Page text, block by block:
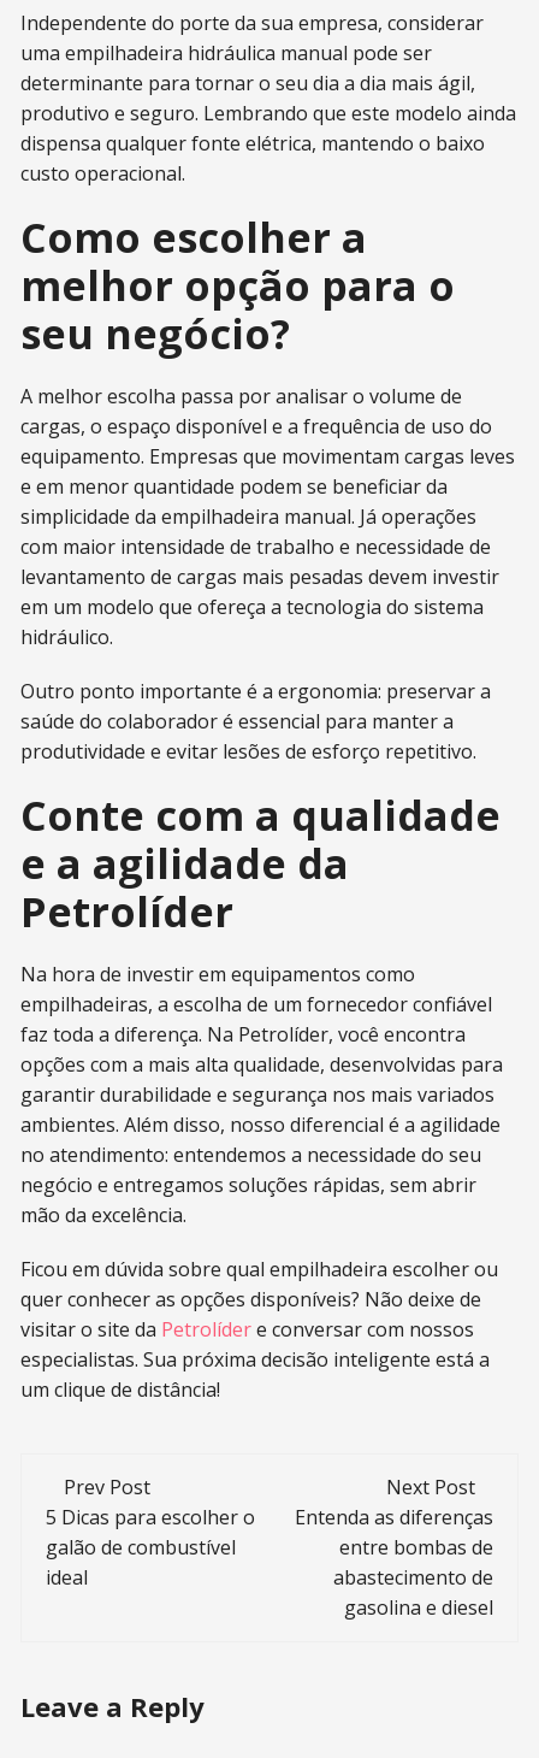
Independente do porte da sua empresa, considerar
uma empilhadeira hidráulica manual pode ser
determinante para tornar o seu dia a dia mais ágil,
produtivo e seguro. Lembrando que este modelo ainda
dispensa qualquer fonte elétrica, mantendo o baixo
custo operacional.
Como escolher a
melhor opção para o
seu negócio?
A melhor escolha passa por analisar o volume de
cargas, o espaço disponível e a frequência de uso do
equipamento. Empresas que movimentam cargas leves
e em menor quantidade podem se beneficiar da
simplicidade da empilhadeira manual. Já operações
com maior intensidade de trabalho e necessidade de
levantamento de cargas mais pesadas devem investir
em um modelo que ofereça a tecnologia do sistema
hidráulico.
Outro ponto importante é a ergonomia: preservar a
saúde do colaborador é essencial para manter a
produtividade e evitar lesões de esforço repetitivo.
Conte com a qualidade
e a agilidade da
Petrolíder
Na hora de investir em equipamentos como
empilhadeiras, a escolha de um fornecedor confiável
faz toda a diferença. Na Petrolíder, você encontra
opções com a mais alta qualidade, desenvolvidas para
garantir durabilidade e segurança nos mais variados
ambientes. Além disso, nosso diferencial é a agilidade
no atendimento: entendemos a necessidade do seu
negócio e entregamos soluções rápidas, sem abrir
mão da excelência.
Ficou em dúvida sobre qual empilhadeira escolher ou
quer conhecer as opções disponíveis? Não deixe de
visitar o site da Petrolídere conversar com nossos
especialistas. Sua próxima decisão inteligente está a
um clique de distância!
Post
navigation
Prev Post
5 Dicas para escolher o
galão de combustível
ideal
Next Post
Entenda as diferenças
entre bombas de
abastecimento de
gasolina e diesel
Leave a Reply